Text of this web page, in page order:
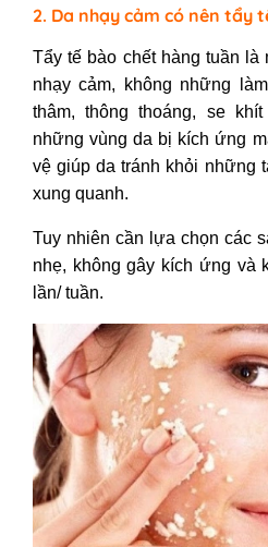
2. Da nhạy cảm có nên tẩy
Tẩy tế bào chết hàng tuần là
nhạy cảm, không những
thâm, thông thoáng, se
những vùng da bị kích ứng
vệ giúp da tránh khỏi những
xung quanh.
Tuy nhiên cần lựa chọn các
nhẹ, không gây kích ứng và
lần/ tuần.